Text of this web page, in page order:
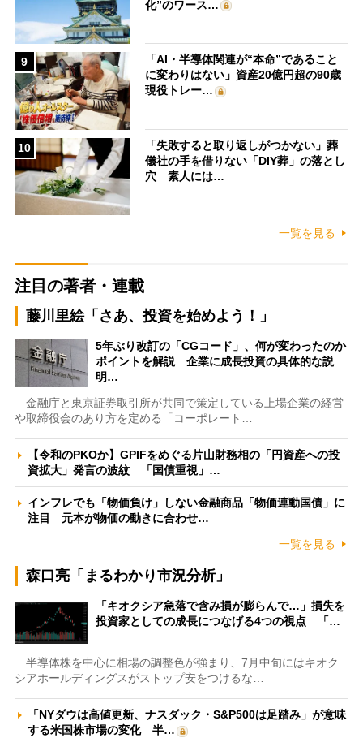
化”のワース…
9
「AI・半導体関連が“本命”であること
に変わりはない」資産20億円超の90歳
現役トレー…
10
「失敗すると取り返しがつかない」葬
儀社の手を借りない「DIY葬」の落とし
穴 素人には…
一覧を見る
注目の著者・連載
藤川里絵「さあ、投資を始めよう！」
5年ぶり改訂の「CGコード」、何が変わったのか
ポイントを解説 企業に成長投資の具体的な説
明…
金融庁と東京証券取引所が共同で策定している上場企業の経営
や取締役会のあり方を定める「コーポレート…
【令和のPKOか】GPIFをめぐる片山財務相の「円資産への投
資拡大」発言の波紋 「国債重視」…
インフレでも「物価負け」しない金融商品「物価連動国債」に
注目 元本が物価の動きに合わせ…
一覧を見る
森口亮「まるわかり市況分析」
「キオクシア急落で含み損が膨らんで…」損失を
投資家としての成長につなげる4つの視点 「…
半導体株を中心に相場の調整色が強まり、7月中旬にはキオク
シアホールディングスがストップ安をつけるな…
「NYダウは高値更新、ナスダック・S&P500は足踏み」が意味
する米国株市場の変化 半…